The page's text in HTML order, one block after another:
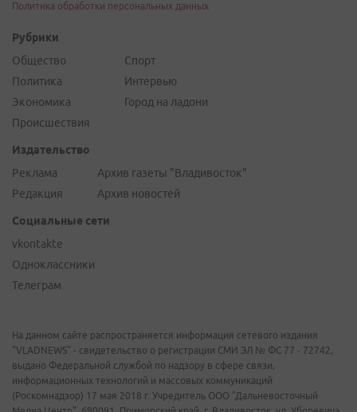
Политика обработки персональных данных
Рубрики
Общество
Политика
Экономика
Происшествия
Спорт
Интервью
Город на ладони
Издательство
Реклама
Редакция
Архив газеты "Владивосток"
Архив новостей
Социальные сети
vkontakte
Одноклассники
Телеграм
На данном сайте распространяется информация сетевого издания
"VLADNEWS" - свидетельство о регистрации СМИ ЭЛ № ФС 77 - 72742,
выдано Федеральной службой по надзору в сфере связи,
информационных технологий и массовых коммуникаций
(Роскомнадзор) 17 мая 2018 г. Учредитель ООО "Дальневосточный